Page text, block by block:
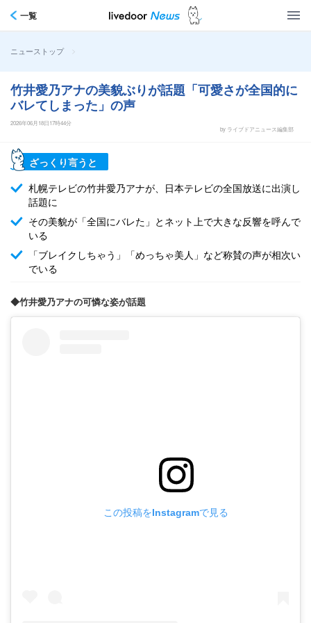
一覧
ニューストップ >
竹井愛乃アナの美貌ぶりが話題「可愛さが全国的に
バレてしまった」の声
2026年06月18日17時44分
by ライブドアニュース編集部
ざっくり言うと
札幌テレビの竹井愛乃アナが、日本テレビの全国放送に出演し
話題に
その美貌が「全国にバレた」とネット上で大きな反響を呼んで
いる
「ブレイクしちゃう」「めっちゃ美人」など称賛の声が相次い
でいる
◆竹井愛乃アナの可憐な姿が話題
この投稿をInstagramで見る